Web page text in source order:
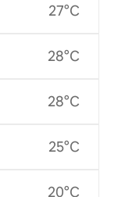
27°C
28°C
28°C
25°C
20°C